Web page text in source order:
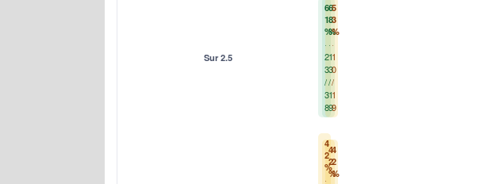
Sur 2.5
6
1
%
2
3
/
3
8
6
8
%
1
3
/
1
9
5
3
%
1
0
/
1
9
4
2
%
4
2
%
4
2
%